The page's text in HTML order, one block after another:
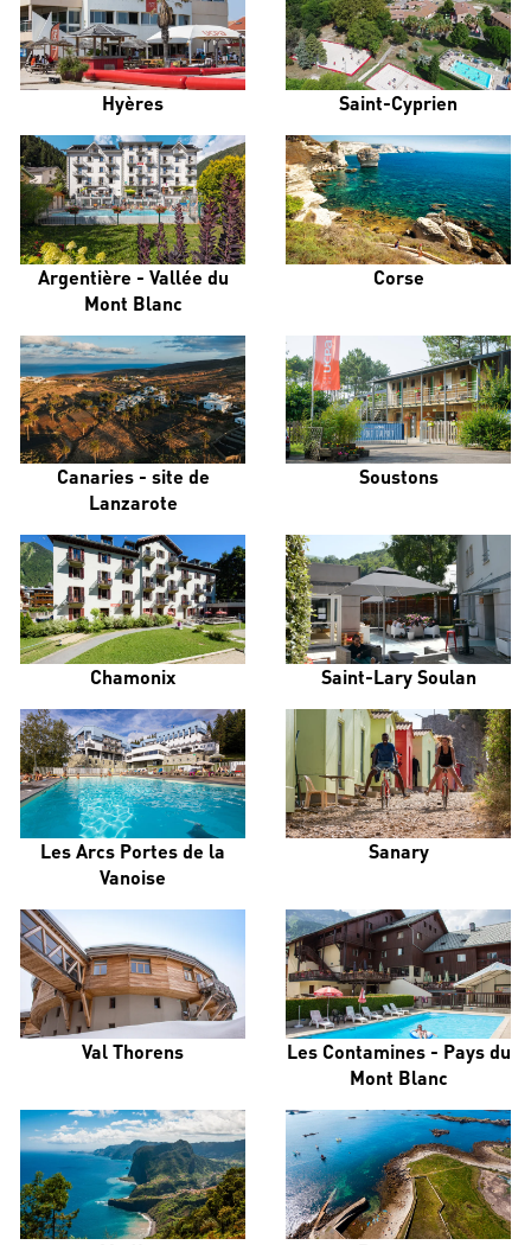
Hyères Saint-Cyprien
Argentière - Vallée du
Mont Blanc
Corse
Canaries - site de
Lanzarote
Soustons
Chamonix Saint-Lary Soulan
Les Arcs Portes de la
Vanoise
Sanary
Val Thorens
Les Contamines - Pays du
Mont Blanc